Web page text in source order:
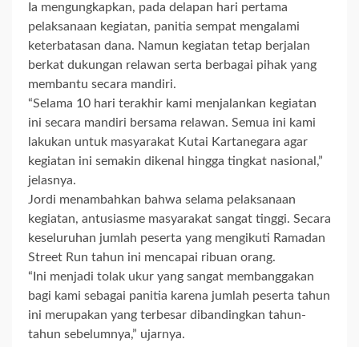
Ia mengungkapkan, pada delapan hari pertama
pelaksanaan kegiatan, panitia sempat mengalami
keterbatasan dana. Namun kegiatan tetap berjalan
berkat dukungan relawan serta berbagai pihak yang
membantu secara mandiri.
“Selama 10 hari terakhir kami menjalankan kegiatan
ini secara mandiri bersama relawan. Semua ini kami
lakukan untuk masyarakat Kutai Kartanegara agar
kegiatan ini semakin dikenal hingga tingkat nasional,”
jelasnya.
Jordi menambahkan bahwa selama pelaksanaan
kegiatan, antusiasme masyarakat sangat tinggi. Secara
keseluruhan jumlah peserta yang mengikuti Ramadan
Street Run tahun ini mencapai ribuan orang.
“Ini menjadi tolak ukur yang sangat membanggakan
bagi kami sebagai panitia karena jumlah peserta tahun
ini merupakan yang terbesar dibandingkan tahun-
tahun sebelumnya,” ujarnya.